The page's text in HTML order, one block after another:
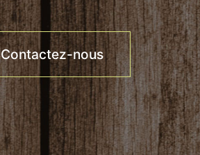
Contactez-nous